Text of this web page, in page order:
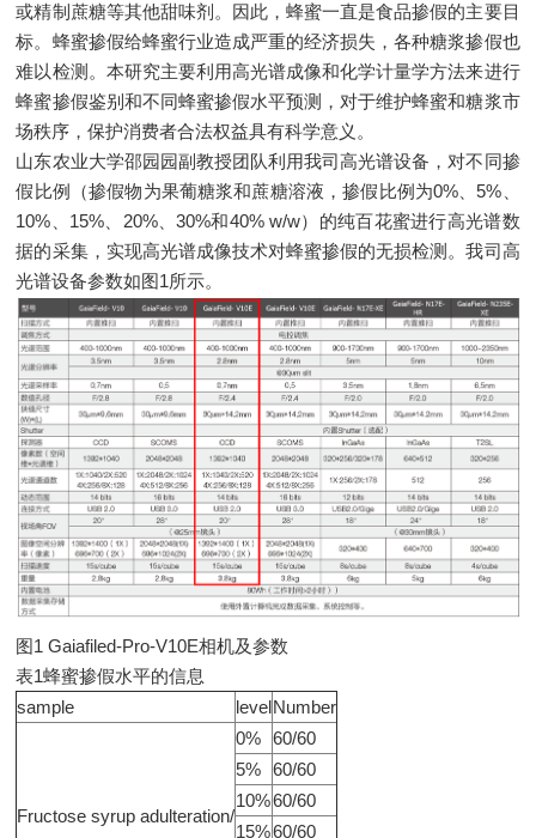
或精制蔗糖等其他甜味剂。因此，蜂蜜一直是食品掺假的主要目
标。蜂蜜掺假给蜂蜜行业造成严重的经济损失，各种糖浆掺假也
难以检测。本研究主要利用高光谱成像和化学计量学方法来进行
蜂蜜掺假鉴别和不同蜂蜜掺假水平预测，对于维护蜂蜜和糖浆市
场秩序，保护消费者合法权益具有科学意义。
山东农业大学邵园园副教授团队利用我司高光谱设备，对不同掺
假比例（掺假物为果葡糖浆和蔗糖溶液，掺假比例为0%、5%、
10%、15%、20%、30%和40% w/w）的纯百花蜜进行高光谱数
据的采集，实现高光谱成像技术对蜂蜜掺假的无损检测。我司高
光谱设备参数如图1所示。
图1 Gaiafiled-Pro-V10E相机及参数
表1蜂蜜掺假水平的信息
sample
levelNumber
Fructose syrup adulteration/
0%
60/60
5%
60/60
10%60/60
15%60/60